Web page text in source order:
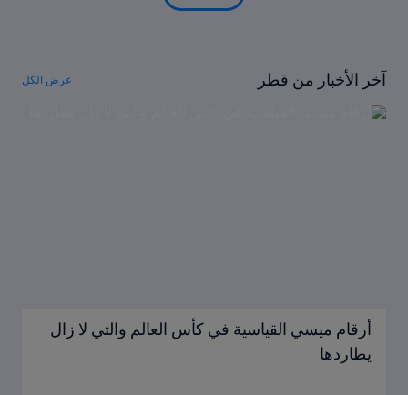
آخر الأخبار من قطر عرض الكل
أرقام ميسي القياسية في كأس العالم والتي لا زال
يطاردها